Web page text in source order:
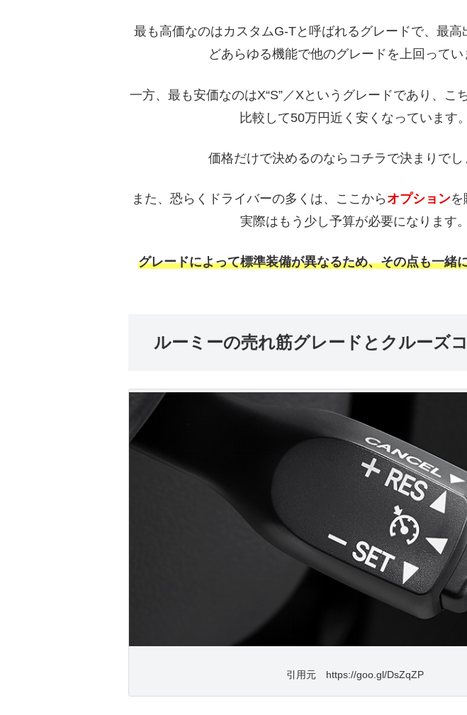
最も高価なのはカスタムG-Tと呼ばれるグレードで、最高
どあらゆる機能で他のグレードを上回ってい
一方、最も安価なのはX“S”／Xというグレードであり、こ
比較して50万円近く安くなっています。
価格だけで決めるのならコチラで決まりでし
また、恐らくドライバーの多くは、ここから オプションを
実際はもう少し予算が必要になります。
グレードによって標準装備が異なるため、その点も一緒
ルーミーの売れ筋グレードとクルーズ
引用元 https://goo.gl/DsZqZP